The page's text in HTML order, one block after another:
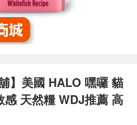
】美國 HALO 嘿囉 貓
感 天然糧 WDJ推薦 高